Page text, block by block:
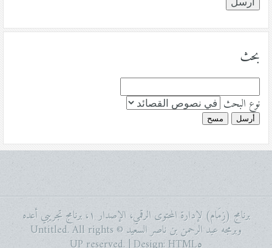
بحث
نوع البحث
أرسل مسح
برنامج (زِمَام) لإدارة المحتوى الرقمي، الإصدار ١، برنامج تجريبي أعده
وبرمجه عبد الرحمن بن ناصر السعيد © Untitled. All rights